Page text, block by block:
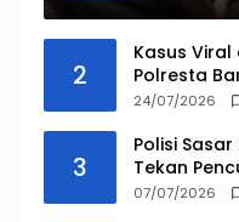
2
Kasus
Polresta
Penyidikan
24/07/2026
3
Polisi
Tekan
Batam
07/07/2026